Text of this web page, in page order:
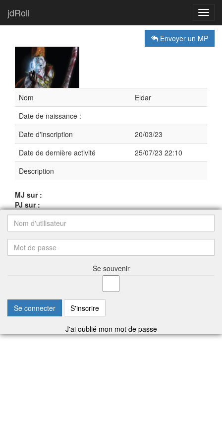
jdRoll
Envoyer un MP
Nom
Eldar
Date de naissance :
Date d'inscription
20/03/23
Date de dernière activité
25/07/23 22:10
Description
MJ sur :
PJ sur :
Se souvenir
Se connecter S'inscrire
J'ai oublié mon mot de passe